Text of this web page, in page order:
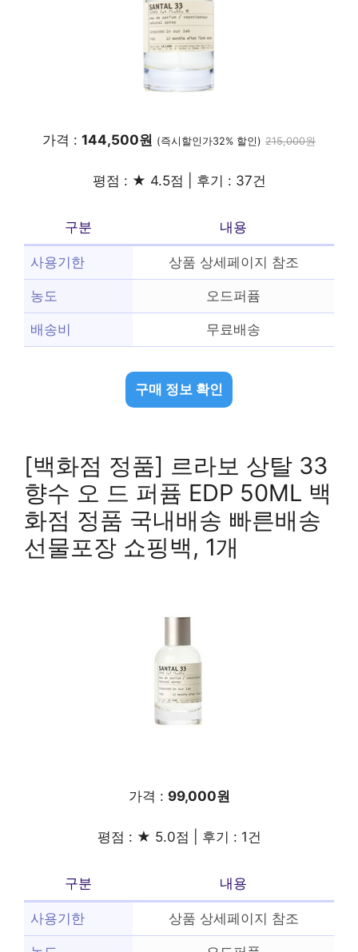
가격 : 144,500원 (즉시할인가32% 할인) 215,000원
평점 : ★ 4.5점 | 후기 : 37건
구분 내용
사용기한 상품 상세페이지 참조
농도 오드퍼퓸
배송비 무료배송
구매 정보 확인
[백화점 정품] 르라보 상탈 33
향수 오 드 퍼퓸 EDP 50ML 백
화점 정품 국내배송 빠른배송
선물포장 쇼핑백, 1개
가격 : 99,000원
평점 : ★ 5.0점 | 후기 : 1건
구분 내용
사용기한 상품 상세페이지 참조